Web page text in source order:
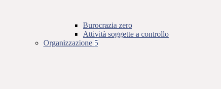
Burocrazia zero
Attività soggette a controllo
Organizzazione 5